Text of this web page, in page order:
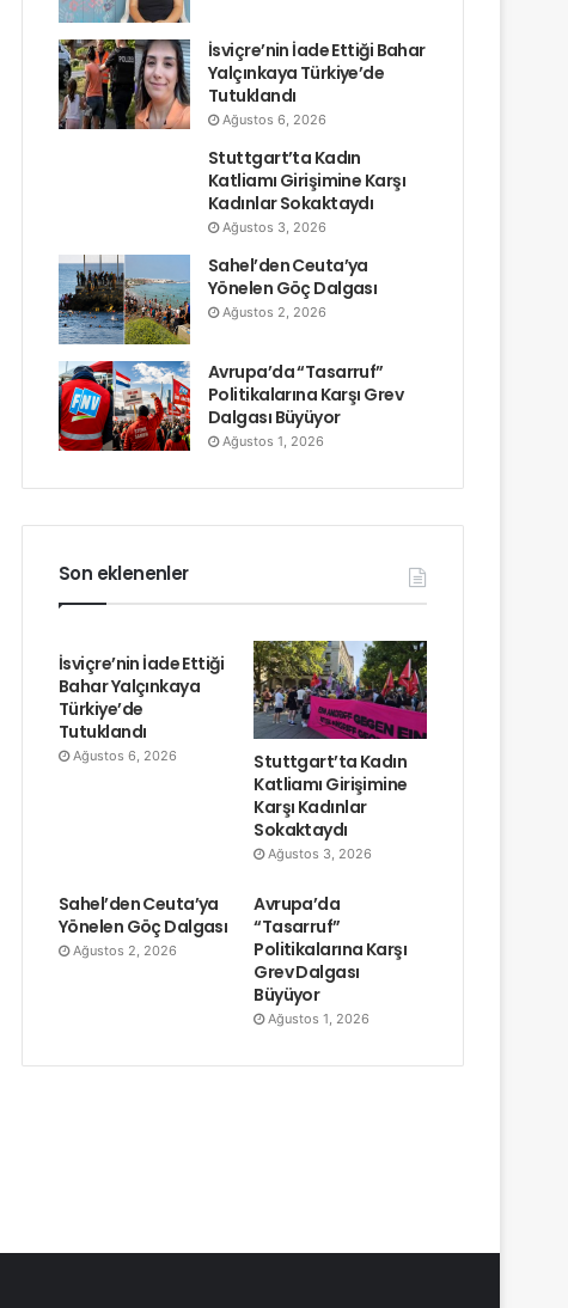
İsviçre’nin İade Ettiği Bahar
Yalçınkaya Türkiye’de
Tutuklandı
Ağustos 6, 2026
Stuttgart’ta Kadın
Katliamı Girişimine Karşı
Kadınlar Sokaktaydı
Ağustos 3, 2026
Sahel’den Ceuta’ya
Yönelen Göç Dalgası
Ağustos 2, 2026
Avrupa’da “Tasarruf”
Politikalarına Karşı Grev
Dalgası Büyüyor
Ağustos 1, 2026
Son eklenenler
İsviçre’nin İade Ettiği
Bahar Yalçınkaya
Türkiye’de
Tutuklandı
Ağustos 6, 2026
Stuttgart’ta Kadın
Katliamı Girişimine
Karşı Kadınlar
Sokaktaydı
Ağustos 3, 2026
Sahel’den Ceuta’ya
Yönelen Göç Dalgası
Ağustos 2, 2026
Avrupa’da
“Tasarruf”
Politikalarına Karşı
Grev Dalgası
Büyüyor
Ağustos 1, 2026